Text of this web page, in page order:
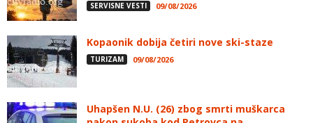
SERVISNE VESTI 09/08/2026
Kopaonik dobija četiri nove ski-staze
TURIZAM 09/08/2026
Uhapšen N.U. (26) zbog smrti muškarca